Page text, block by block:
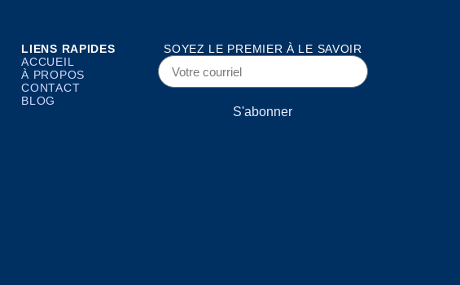
LIENS RAPIDES
ACCUEIL
À PROPOS
CONTACT
BLOG
SOYEZ LE PREMIER À LE SAVOIR
S'abonner